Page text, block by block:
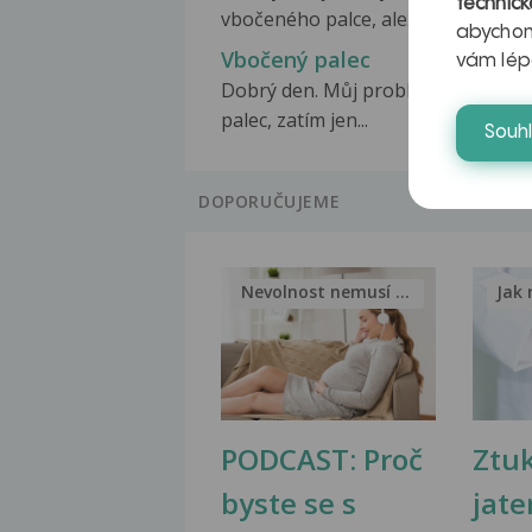
vbočeného palce, ale...
Vbočený palec
Dobrý den. Můj problém je vbočený
palec, zatím jen...
DOPORUČUJEME
PODCAST: Proč
byste se s
Nevolnost nemusí být nutnou... Jak
vám